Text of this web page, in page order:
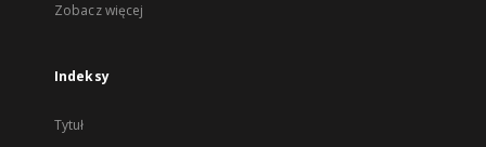
Zobacz więcej
Indeksy
Tytuł